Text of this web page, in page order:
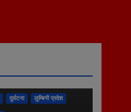
दुर्घटना लुम्बिनी प्रदेश